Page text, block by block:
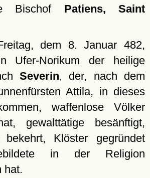
Bischof Patiens, Saint
dem 8. Januar 482,
Ufer-Norikum der heilige
Severin, der, nach dem
Attila, in dieses
waffenlose Völker
gewalttätige besänftigt,
bekehrt, Klöster gegründet
in der Religion
hat.